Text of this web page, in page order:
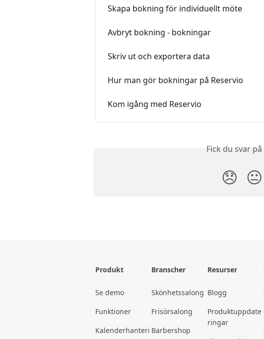
Skapa bokning för individuellt möte
Avbryt bokning - bokningar
Skriv ut och exportera data
Hur man gör bokningar på Reservio
Kom igång med Reservio
Fick du svar
😞 😐
Produkt
Se demo
Funktioner
Kalenderhanteri
Branscher
Skönhetssalong
Frisörsalong
Barbershop
Resurser
Blogg
Produktuppdate
ringar